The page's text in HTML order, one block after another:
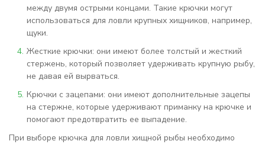
между двумя острыми концами. Такие крючки могут
использоваться для ловли крупных хищников, например,
щуки.
Жесткие крючки: они имеют более толстый и жесткий
стержень, который позволяет удерживать крупную рыбу,
не давая ей вырваться.
Крючки с зацепами: они имеют дополнительные зацепы
на стержне, которые удерживают приманку на крючке и
помогают предотвратить ее выпадение.
При выборе крючка для ловли хищной рыбы необходимо